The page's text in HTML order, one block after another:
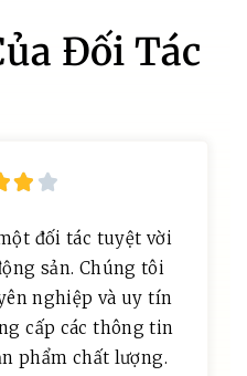
Đối Tác
 
đối tác tuyệt vời
sản. Chúng tôi
nghiệp và uy tín
cấp các thông tin
phẩm chất lượng.